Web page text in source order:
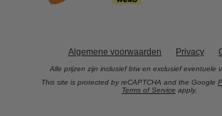
Algemene voorwaarden Privacy
Alle prijzen zijn inclusief btw en exclusief eventuele
This site is protected by reCAPTCHA and the Google
Terms of Service apply.